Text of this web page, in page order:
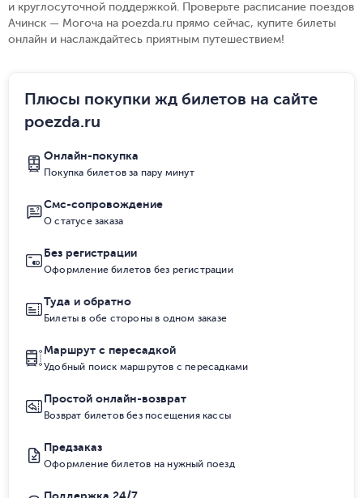
и круглосуточной поддержкой. Проверьте расписание поездов
Ачинск — Могоча на poezda.ru прямо сейчас, купите билеты
онлайн и наслаждайтесь приятным путешествием!
Плюсы покупки жд билетов на сайте
poezda.ru
Онлайн-покупка
Покупка билетов за пару минут
Смс-сопровождение
О статусе заказа
Без регистрации
Оформление билетов без регистрации
Туда и обратно
Билеты в обе стороны в одном заказе
Маршрут с пересадкой
Удобный поиск маршрутов с пересадками
Простой онлайн-возврат
Возврат билетов без посещения кассы
Предзаказ
Оформление билетов на нужный поезд